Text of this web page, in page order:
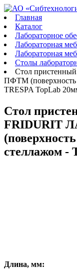
Главная
Каталог
Лабораторное
Лабораторная
Лабораторная
Столы
Стол
ПФТМ (поверхность
TRESPA TopLab
Стол
FRIDURIT
стеллажом -
Длина, мм: